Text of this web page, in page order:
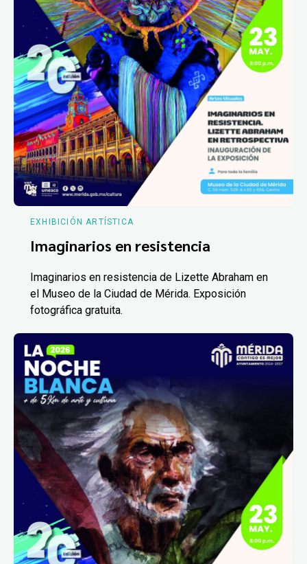
EXHIBICIÓN ARTÍSTICA
Imaginarios en resistencia
Imaginarios en resistencia de Lizette Abraham en
el Museo de la Ciudad de Mérida. Exposición
fotográfica gratuita.